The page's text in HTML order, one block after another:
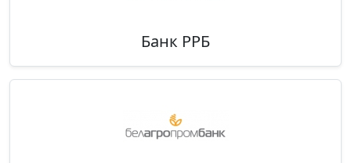
Банк РРБ